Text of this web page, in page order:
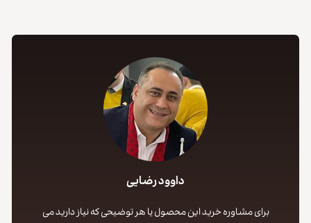
داوود رضایی
برای مشاوره خرید این محصول یا هر توضیحی که نیاز دارید می